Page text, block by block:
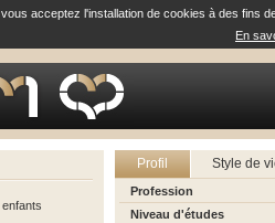
acceptez l'installation de cookies à des
En
Profil Style de
Profession
Niveau d'études